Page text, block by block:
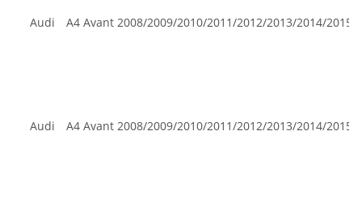
Audi A4 Avant 2008/2009/2010/2011/2012/2013/2014/2015
Audi A4 Avant 2008/2009/2010/2011/2012/2013/2014/2015